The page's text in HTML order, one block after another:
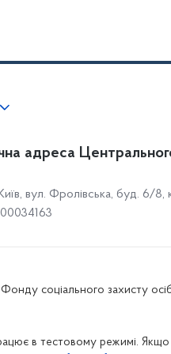
адреса
вул. Фролівська, буд. 6/8,
Фонду соціального захисту осіб
в тестовому режимі. Якщо